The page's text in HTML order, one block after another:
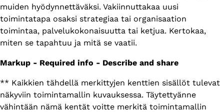
muiden hyödynnettäväksi. Vakiinnuttakaa uusi
toimintatapa osaksi strategiaa tai organisaation
toimintaa, palvelukokonaisuutta tai ketjua. Kertokaa,
miten se tapahtuu ja mitä se vaatii.
Markup - Required info - Describe and share
** Kaikkien tähdellä merkittyjen kenttien sisällöt tulevat
näkyviin toimintamallin kuvauksessa. Täytettyänne
vähintään nämä kentät voitte merkitä toimintamallin